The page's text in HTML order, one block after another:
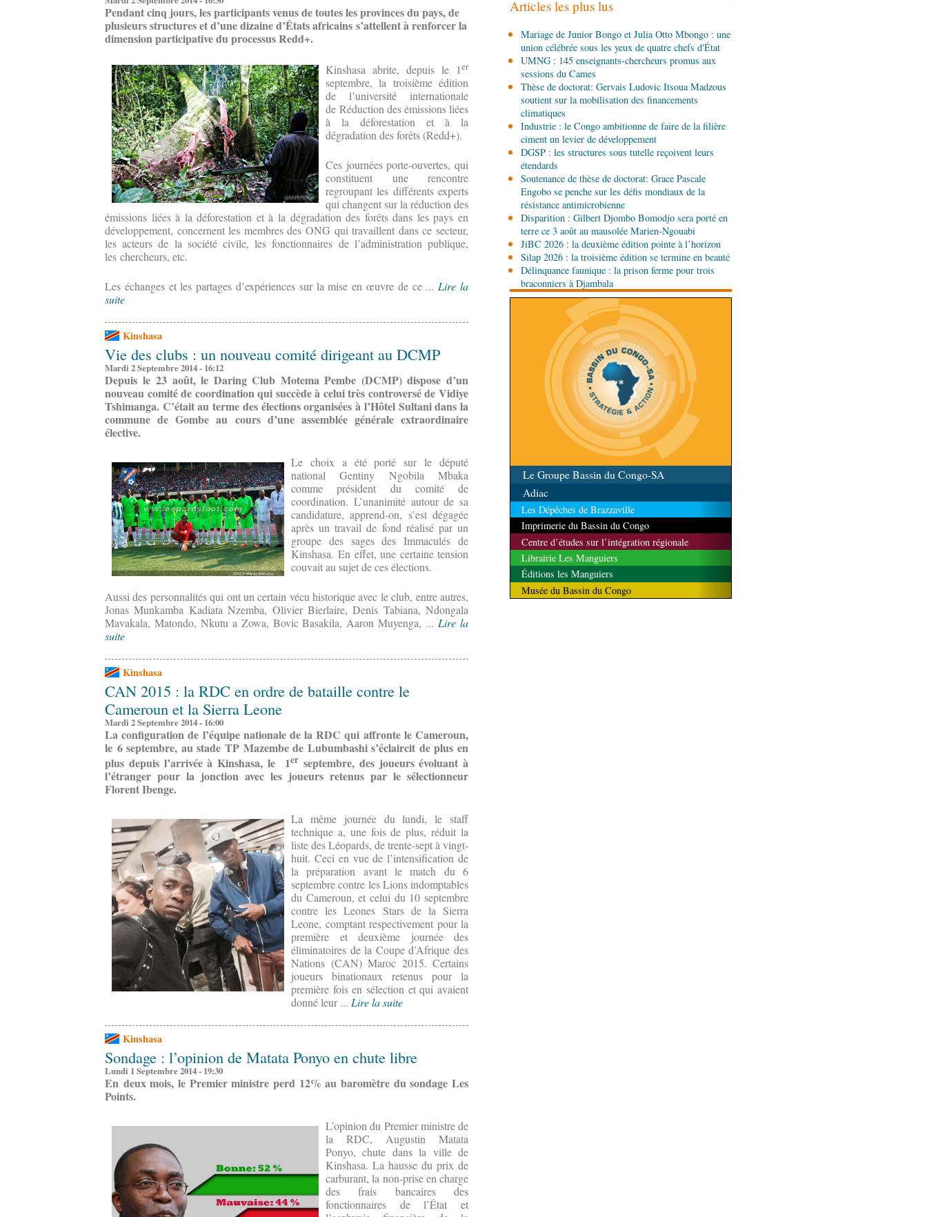
Pendant cinq jours, les participants venus de toutes les provinces du pays, de
plusieurs structures et d’une dizaine d’États africains s’attellent à renforcer la
dimension participative du processus Redd+.
Kinshasa abrite, depuis le 1er
septembre, la troisième édition
de l’université internationale
de Réduction des émissions liées
à la déforestation et à la
dégradation des forêts (Redd+).
Ces journées porte-ouvertes, qui
constituent une rencontre
regroupant les différents experts
qui changent sur la réduction des
émissions liées à la déforestation et à la dégradation des forêts dans les pays en
développement, concernent les membres des ONG qui travaillent dans ce secteur,
les acteurs de la société civile, les fonctionnaires de l’administration publique,
les chercheurs, etc.
Les échanges et les partages d’expériences sur la mise en œuvre de ce ...Lire la
suite
Kinshasa
Vie des clubs : un nouveau comité dirigeant au DCMP
Mardi 2 Septembre 2014 - 16:12
Depuis le 23 août, le Daring Club Motema Pembe (DCMP) dispose d’un
nouveau comité de coordination qui succède à celui très controversé de Vidiye
Tshimanga. C’était au terme des élections organisées à l’Hôtel Sultani dans la
commune de Gombe au cours d’une assemblée générale extraordinaire
élective.
Le choix a été porté sur le député
national Gentiny Ngobila Mbaka
comme président du comité de
coordination. L’unanimité autour de sa
candidature, apprend-on, s’est dégagée
après un travail de fond réalisé par un
groupe des sages des Immaculés de
Kinshasa. En effet, une certaine tension
couvait au sujet de ces élections.
Aussi des personnalités qui ont un certain vécu historique avec le club, entre autres,
Jonas Munkamba Kadiata Nzemba, Olivier Bierlaire, Denis Tabiana, Ndongala
Mavakala, Matondo, Nkutu a Zowa, Bovic Basakila, Aaron Muyenga, ...Lire la
suite
Kinshasa
CAN 2015 : la RDC en ordre de bataille contre le
Cameroun et la Sierra Leone
Mardi 2 Septembre 2014 - 16:00
La configuration de l’équipe nationale de la RDC qui affronte le Cameroun,
le 6 septembre, au stade TP Mazembe de Lubumbashi s’éclaircit de plus en
plus depuis l’arrivée à Kinshasa, le 1er septembre, des joueurs évoluant à
l’étranger pour la jonction avec les joueurs retenus par le sélectionneur
Florent Ibenge.
La même journée du lundi, le staff
technique a, une fois de plus, réduit la
liste des Léopards, de trente-sept à vingt-
huit. Ceci en vue de l’intensification de
la préparation avant le match du 6
septembre contre les Lions indomptables
du Cameroun, et celui du 10 septembre
contre les Leones Stars de la Sierra
Leone, comptant respectivement pour la
première et deuxième journée des
éliminatoires de la Coupe d’Afrique des
Nations (CAN) Maroc 2015. Certains
joueurs binationaux retenus pour la
première fois en sélection et qui avaient
donné leur ... Lire la suite
Kinshasa
Sondage : l’opinion de Matata Ponyo en chute libre
Lundi 1 Septembre 2014 - 19:30
En deux mois, le Premier ministre perd 12% au baromètre du sondage Les
Points.
L’opinion du Premier ministre de
la RDC, Augustin Matata
Ponyo, chute dans la ville de
Kinshasa. La hausse du prix de
carburant, la non-prise en charge
des frais bancaires des
fonctionnaires de l’État et
SociétéÉpidémie d'Ebola : le gouvernement
renforce la riposte avec l'appui de l'OMS et
d'Africa CDC
06-08-2026 12:38
SportCommuniqué : Samira Leonie, nouvelle
ambassadrice de la marque 1xBet Congo-
Brazzaville
06-08-2026 09:30
PolitiqueAssemblée nationale: la Commission
Ecofin s’imprègne des réalités du CHU-B
06-08-2026 08:45
PolitiqueVie des institutions : Pierre Ngolo et
Pierre Oba jettent les bases d’une collaboration
fructueuse
06-08-2026 08:30
Afrique-MondeCentrafrique : les sanctions de
l'ONU cachent la guerre silencieuse pour le
contrôle des ressources
Articles les plus lus
Mariage de Junior Bongo et Julia Otto Mbongo : une
union célébrée sous les yeux de quatre chefs d'État
UMNG : 145 enseignants-chercheurs promus aux
sessions du Cames
Thèse de doctorat: Gervais Ludovic Itsoua Madzous
soutient sur la mobilisation des financements
climatiques
Industrie : le Congo ambitionne de faire de la filière
ciment un levier de développement
DGSP : les structures sous tutelle reçoivent leurs
étendards
Soutenance de thèse de doctorat: Grace Pascale
Engobo se penche sur les défis mondiaux de la
résistance antimicrobienne
Disparition : Gilbert Djombo Bomodjo sera porté en
terre ce 3 août au mausolée Marien-Ngouabi
JiBC 2026 : la deuxième édition pointe à l’horizon
Silap 2026 : la troisième édition se termine en beauté
Délinquance faunique : la prison ferme pour trois
braconniers à Djambala
Le Groupe Bassin du Congo-SA
Adiac
Les Dépêches de Brazzaville
Imprimerie du Bassin du Congo
Centre d’études sur l’intégration régionale
Librairie Les Manguiers
Éditions les Manguiers
Musée du Bassin du Congo